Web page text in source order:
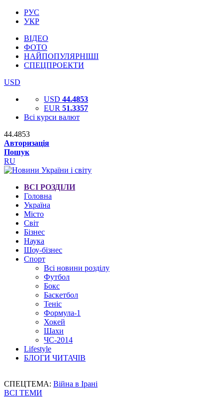
РУС
УКР
ВІДЕО
ФОТО
НАЙПОПУЛЯРНІШІ
СПЕЦПРОЕКТИ
USD
USD 44.4853
EUR 51.3357
Всі курси валют
44.4853
Авторизація
Пошук
RU
ВСІ РОЗДІЛИ
Головна
Україна
Місто
Світ
Бізнес
Наука
Шоу-бізнес
Спорт
Всі новини розділу
Футбол
Бокс
Баскетбол
Теніс
Формула-1
Хокей
Шахи
ЧС-2014
Lifestyle
БЛОГИ ЧИТАЧІВ
СПЕЦТЕМА: Війна в Ірані
ВСІ ТЕМИ